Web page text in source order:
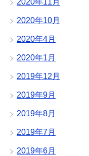
2020年11月
2020年10月
2020年4月
2020年1月
2019年12月
2019年9月
2019年8月
2019年7月
2019年6月